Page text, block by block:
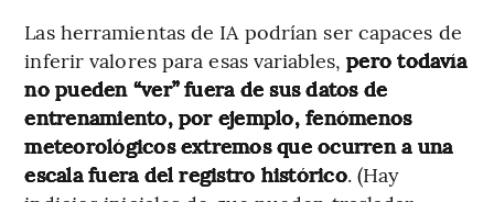
Las herramientas de IA podrían ser capaces de
inferir valores para esas variables,pero todavía
no pueden “ver” fuera de sus datos de
entrenamiento, por ejemplo, fenómenos
meteorológicos extremos que ocurren a una
escala fuera del registro histórico. (Hay